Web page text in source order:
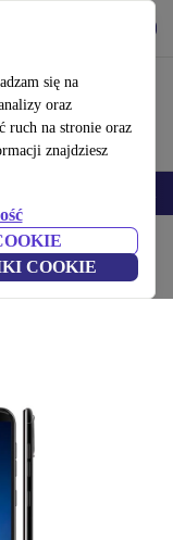
się na
oraz
ruch na stronie oraz
znajdziesz
COOKIE
Cubot